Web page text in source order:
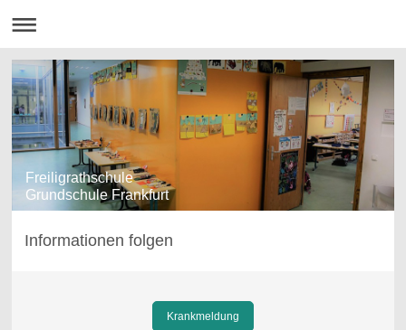
Freiligrathschule
Grundschule Frankfurt
Informationen folgen
Krankmeldung